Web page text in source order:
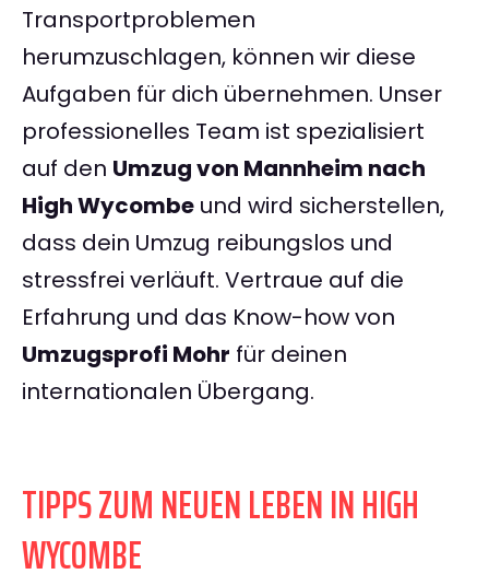
Transportproblemen
herumzuschlagen, können wir diese
Aufgaben für dich übernehmen. Unser
professionelles Team ist spezialisiert
auf den Umzug von Mannheim nach
High Wycombe und wird sicherstellen,
dass dein Umzug reibungslos und
stressfrei verläuft. Vertraue auf die
Erfahrung und das Know-how von
Umzugsprofi Mohr für deinen
internationalen Übergang.
TIPPS ZUM NEUEN LEBEN IN HIGH
WYCOMBE